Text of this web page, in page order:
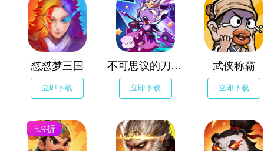
怼怼梦三国
立即下载
不可思议的刀剑与魔法
立即下载
武侠称霸
立即下载
5.9折